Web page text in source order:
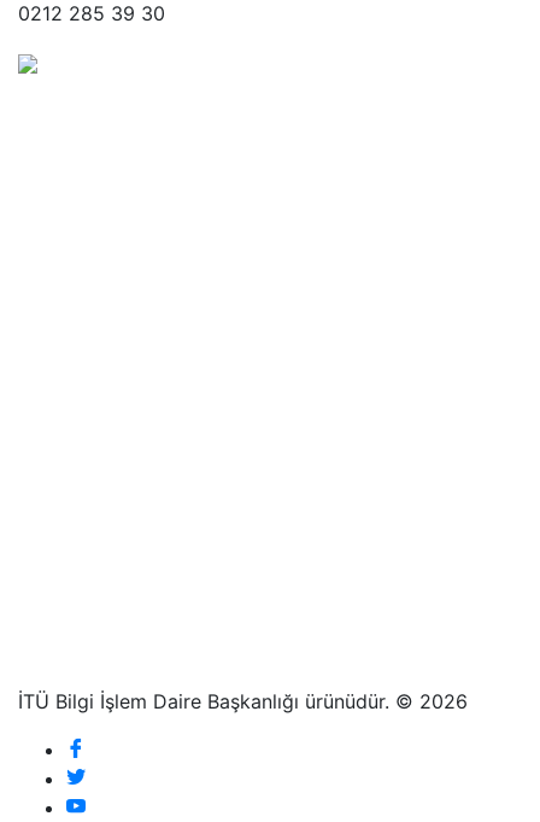
0212 285 39 30
İTÜ Bilgi İşlem Daire Başkanlığı ürünüdür. © 2026